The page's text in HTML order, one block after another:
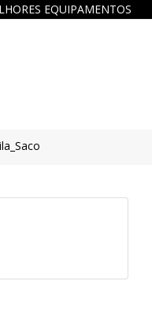
EQUIPAMENTOS